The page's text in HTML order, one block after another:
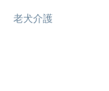
老犬介護